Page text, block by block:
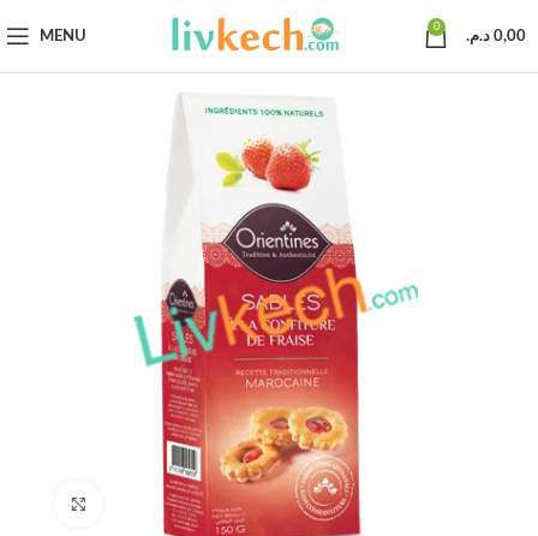
MENU
0
0,00 د.م.
Click to enlarge